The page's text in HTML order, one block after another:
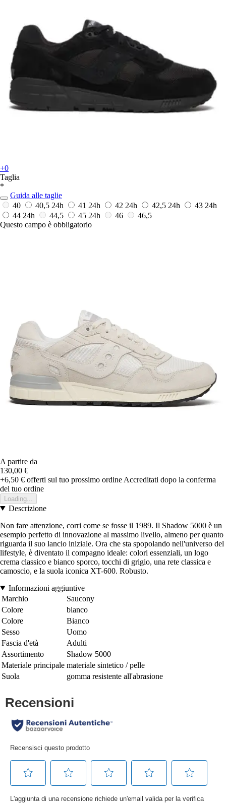
+0
Taglia
*
Guida alle taglie
40
40,5 24h 41 24h 42 24h 42,5 24h 43 24h
44 24h 44,5 45 24h 46
46,5
Questo campo è obbligatorio
A partire da
130,00 €
+6,50 € offerti sul tuo prossimo ordine Accreditati dopo la conferma
del tuo ordine
Loading...
Descrizione
Non fare attenzione, corri come se fosse il 1989. Il Shadow 5000 è un
esempio perfetto di innovazione al massimo livello, almeno per quanto
riguarda il suo lancio iniziale. Ora che sta spopolando nell'universo del
lifestyle, è diventato il compagno ideale: colori essenziali, un logo
crema classico e bianco sporco, tocchi di grigio, una rete classica e
camoscio, e la suola iconica XT-600. Robusto.
Informazioni aggiuntive
Marchio
Saucony
Colore
bianco
Colore
Bianco
Sesso
Uomo
Fascia d'età
Adulti
Assortimento
Shadow 5000
Materiale principale materiale sintetico / pelle
Suola
gomma resistente all'abrasione